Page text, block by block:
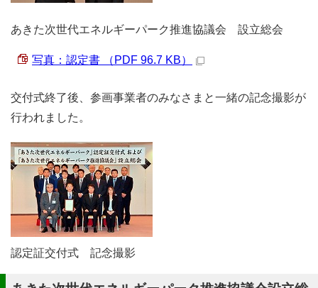
あきた次世代エネルギーパーク推進協議会 設立総会
写真：認定書 （PDF 96.7 KB）
交付式終了後、参画事業者のみなさまと一緒の記念撮影が
行われました。
認定証交付式 記念撮影